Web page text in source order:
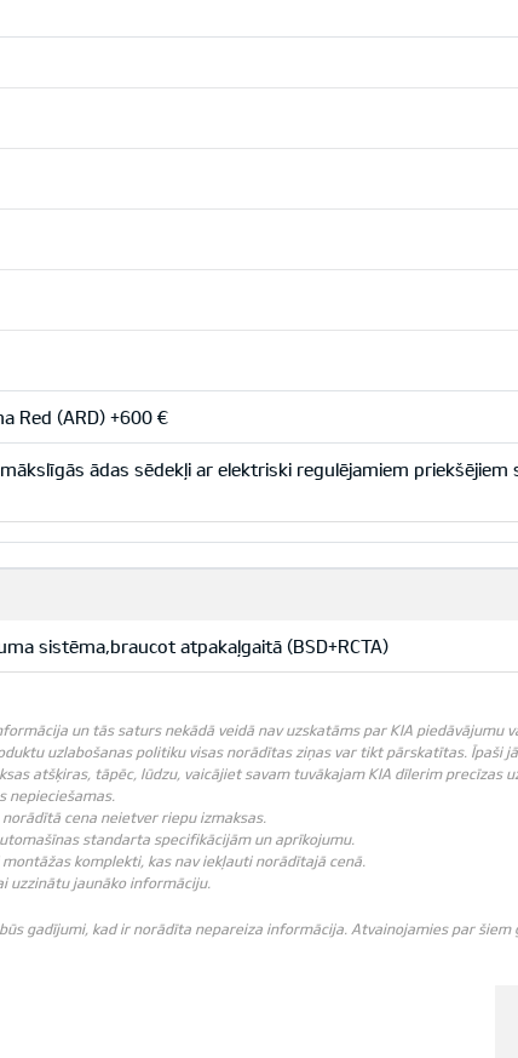
Red (ARD) +600 €
ādas sēdekļi ar elektriski regulējamiem
sistēma,braucot atpakaļgaitā (BSD+RCTA)
un tās saturs nekādā veidā nav uzskatāms par KIA piedāvājumu
uzlabošanas politiku visas norādītas ziņas var tikt pārskatītas. Īpaši
atšķiras, tāpēc, lūdzu, vaicājiet savam tuvākajam KIA dīlerim precīzas
nepieciešamas.
cena neietver riepu izmaksas.
standarta specifikācijām un aprīkojumu.
komplekti, kas nav iekļauti norādītajā cenā.
uzzinātu jaunāko informāciju.
gadījumi, kad ir norādīta nepareiza informācija. Atvainojamies par